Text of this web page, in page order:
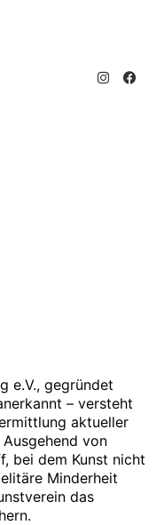
e.V., gegründet
– versteht
aktueller
von
bei dem Kunst nicht
Minderheit
das